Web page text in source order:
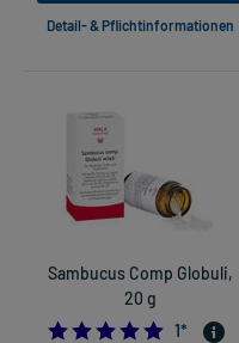
Detail- & Pflichtinformationen
Sambucus Comp Globuli,
20 g
5.0
1*